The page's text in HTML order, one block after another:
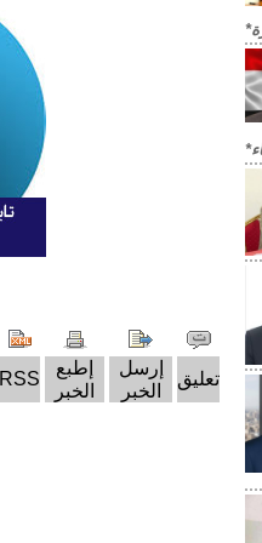
تعليق
إرسل
الخبر
إطبع
الخبر
RSS